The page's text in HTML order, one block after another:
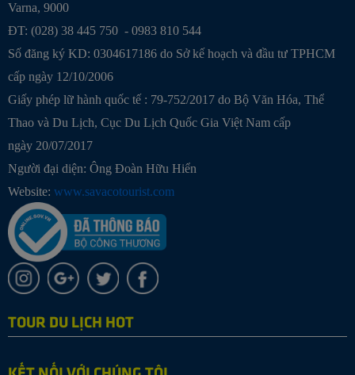
Varna, 9000
ĐT: (028) 38 445 750 - 0983 810 544
Số đăng ký KD: 0304617186 do Sở kế hoạch và đầu tư TPHCM
cấp ngày 12/10/2006
Giấy phép lữ hành quốc tế : 79-752/2017 do Bộ Văn Hóa, Thể
Thao và Du Lịch, Cục Du Lịch Quốc Gia Việt Nam cấp
ngày 20/07/2017
Người đại diện: Ông Đoàn Hữu Hiển
Website: www.savacotourist.com
TOUR DU LỊCH HOT